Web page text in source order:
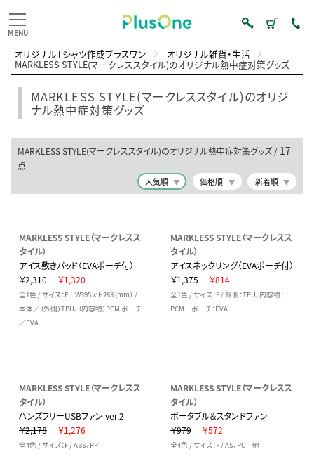
オリジナルTシャツ作成プラスワン オリジナル雑貨・生活
MARKLESS STYLE(マークレススタイル)のオリジナル熱中症対策グッズ
MARKLESS STYLE(マークレススタイル)のオリジ
ナル熱中症対策グッズ
MARKLESS STYLE(マークレススタイル)のオリジナル熱中症対策グッズ / 17
点
人気順 価格順 新着順
MARKLESS STYLE（マークレスス
タイル）
アイス敷きパッド（EVAポーチ付）
￥2,310
￥1,320
全1色 / サイズ：F W395×H283（mm） /
本体／（外側）TPU､（内容物）PCM ポーチ
／EVA
MARKLESS STYLE（マークレスス
タイル）
アイスネックリング（EVAポーチ付）
￥1,375
￥814
全1色 / サイズ：F / 外側：TPU、内容物：
PCM ポーチ：EVA
MARKLESS STYLE（マークレスス
タイル）
ハンズフリーUSBファン ver.2
￥2,178
￥1,276
全4色 / サイズ：F / ABS、PP
MARKLESS STYLE（マークレスス
タイル）
ポータブル＆スタンドファン
￥979
￥572
全4色 / サイズ：F / AS、PC 他